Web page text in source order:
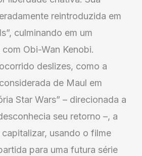
reintroduzida em
culminando em um
Obi-Wan Kenobi.
deslizes, como a
de Maul em
Star Wars” – direcionada a
seu retorno –, a
usando o filme
para uma futura série